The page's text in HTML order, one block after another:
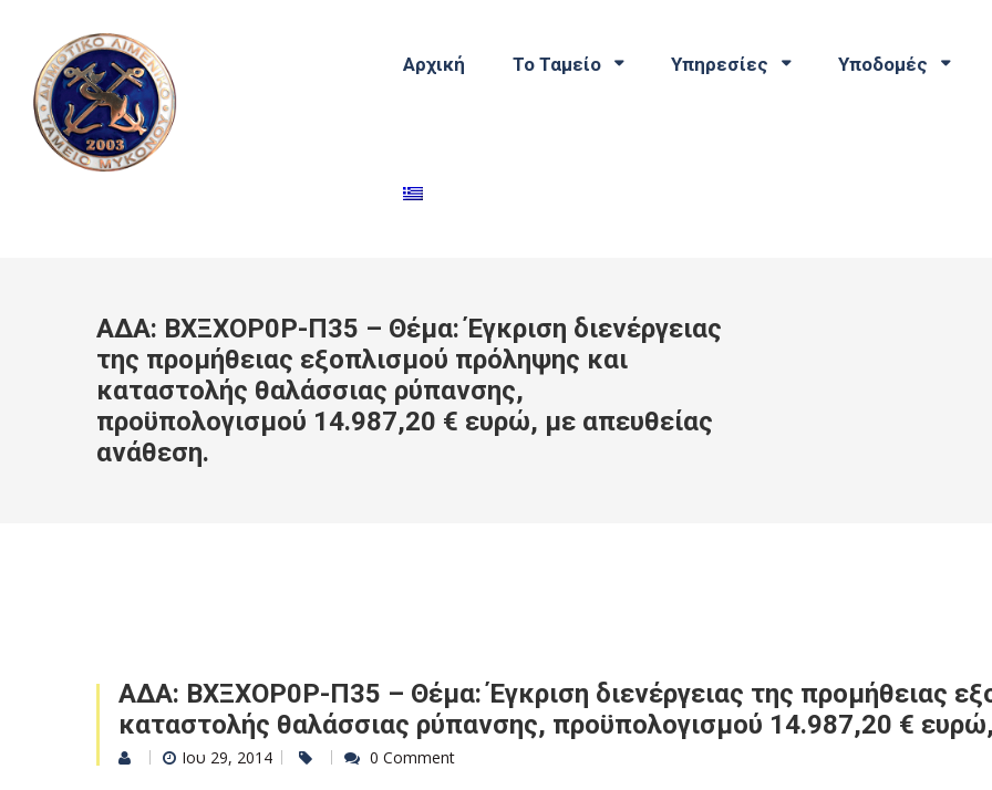
Αρχική Το Ταμείο Υπηρεσίες Υποδομές
ΑΔΑ: ΒΧΞΧΟΡ0Ρ-Π35 – Θέμα: Έγκριση διενέργειας
της προμήθειας εξοπλισμού πρόληψης και
καταστολής θαλάσσιας ρύπανσης,
προϋπολογισμού 14.987,20 € ευρώ, με απευθείας
ανάθεση.
ΑΔΑ: ΒΧΞΧΟΡ0Ρ-Π35 – Θέμα: Έγκριση διενέργειας της προμήθειας
καταστολής θαλάσσιας ρύπανσης, προϋπολογισμού 14.987,20 €
Ιου 29, 2014 0 Comment